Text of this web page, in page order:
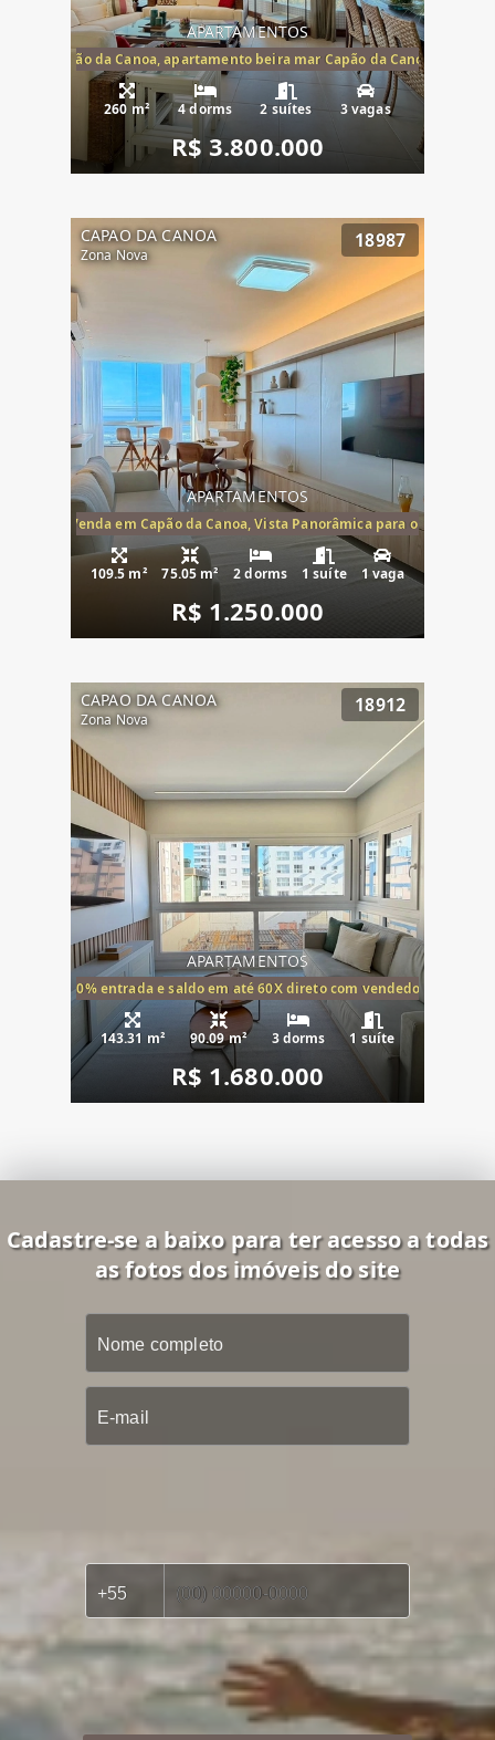
APARTAMENTOS
mar Capão da Canoa, apartamento beira mar Capão da Canoa,
260 m² 4 dorms 2 suítes 3 vagas
R$ 3.800.000
CAPAO DA CANOA
Zona Nova
18987
APARTAMENTOS
Mar à Venda em Capão da Canoa, Vista Panorâmica para o Mar, 2
109.5 m² 75.05 m² 2 dorms 1 suíte 1 vaga
R$ 1.250.000
CAPAO DA CANOA
Zona Nova
18912
APARTAMENTOS
20% entrada e saldo em até 60X direto com vendedor
143.31 m² 90.09 m² 3 dorms 1 suíte
R$ 1.680.000
Cadastre-se a baixo para ter acesso a todas
as fotos dos imóveis do site